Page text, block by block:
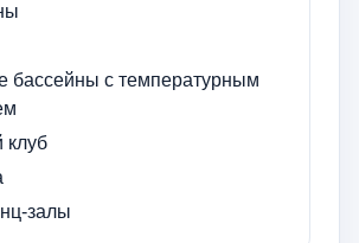
бассейны с температурным
клуб
залы